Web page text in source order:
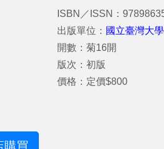
ISBN／ISSN：
出版單位： 國立臺灣大學
開數：菊16開
版次：初版
價格：定價$800
購買